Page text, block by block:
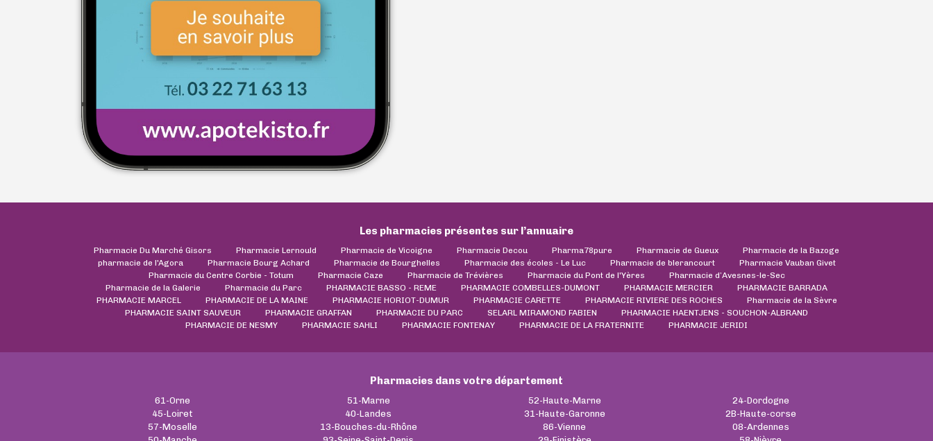
Les pharmacies présentes sur l’annuaire
Pharmacie Du Marché Gisors Pharmacie Lernould Pharmacie de Vicoigne Pharmacie Decou Pharma78pure Pharmacie de Gueux
Pharmacie de la Bazoge
pharmacie de l'Agora
Pharmacie Bourg Achard Pharmacie de Bourghelles Pharmacie des écoles - Le Luc Pharmacie de blerancourt
Pharmacie Vauban Givet
Pharmacie du Centre Corbie - Totum
Pharmacie Caze Pharmacie de Trévières Pharmacie du Pont de l'Yères
Pharmacie d’Avesnes-le-Sec
Pharmacie de la Galerie
Pharmacie du Parc PHARMACIE BASSO - REME PHARMACIE COMBELLES-DUMONT PHARMACIE MERCIER
PHARMACIE BARRADA
PHARMACIE MARCEL
PHARMACIE DE LA MAINE PHARMACIE HORIOT-DUMUR PHARMACIE CARETTE PHARMACIE RIVIERE DES ROCHES
Pharmacie de la Sèvre
PHARMACIE SAINT SAUVEUR
PHARMACIE GRAFFAN PHARMACIE DU PARC SELARL MIRAMOND FABIEN
PHARMACIE HAENTJENS - SOUCHON-ALBRAND
PHARMACIE DE NESMY
PHARMACIE SAHLI PHARMACIE FONTENAY PHARMACIE DE LA FRATERNITE PHARMACIE JERIDI
Pharmacies dans votre département
61-Orne
45-Loiret
57-Moselle
51-Marne
40-Landes
13-Bouches-du-Rhône
52-Haute-Marne
31-Haute-Garonne
86-Vienne
24-Dordogne
2B-Haute-corse
08-Ardennes